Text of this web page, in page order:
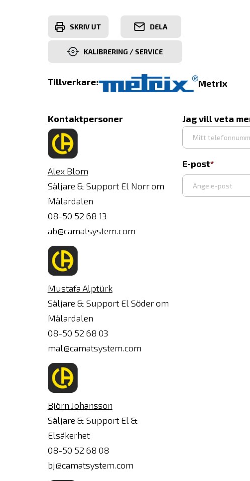
SKRIV UT DELA
KALIBRERING / SERVICE
Tillverkare: Metrix
Kontaktpersoner
Alex Blom
Säljare & Support El Norr om
Mälardalen
08-50 52 68 13
ab@camatsystem.com
Mustafa Alptürk
Säljare & Support El Söder om
Mälardalen
08-50 52 68 03
mal@camatsystem.com
Björn Johansson
Säljare & Support El &
Elsäkerhet
08-50 52 68 08
bj@camatsystem.com
Jag vill veta
E-post